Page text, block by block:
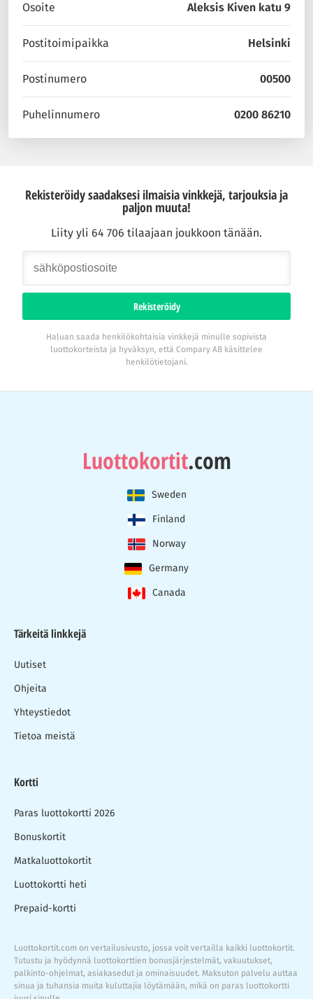
Osoite Aleksis Kiven katu 9
Postitoimipaikka Helsinki
Postinumero 00500
Puhelinnumero 0200 86210
Rekisteröidy saadaksesi ilmaisia vinkkejä, tarjouksia ja
paljon muuta!
Liity yli 64 706 tilaajaan joukkoon tänään.
Rekisteröidy
Haluan saada henkilökohtaisia vinkkejä minulle sopivista
luottokorteista ja hyväksyn, että Compary AB käsittelee
henkilötietojani.
Luottokortit.com
Sweden
Finland
Norway
Germany
Canada
Tärkeitä linkkejä
Uutiset
Ohjeita
Yhteystiedot
Tietoa meistä
Kortti
Paras luottokortti 2026
Bonuskortit
Matkaluottokortit
Luottokortti heti
Prepaid-kortti
Luottokortit.com on vertailusivusto, jossa voit vertailla kaikki luottokortit.
Tutustu ja hyödynnä luottokorttien bonusjärjestelmät, vakuutukset,
palkinto-ohjelmat, asiakasedut ja ominaisuudet. Maksuton palvelu auttaa
sinua ja tuhansia muita kuluttajia löytämään, mikä on paras luottokortti